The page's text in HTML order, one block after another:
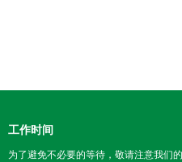
工作时间
为了避免不必要的等待，敬请注意我们